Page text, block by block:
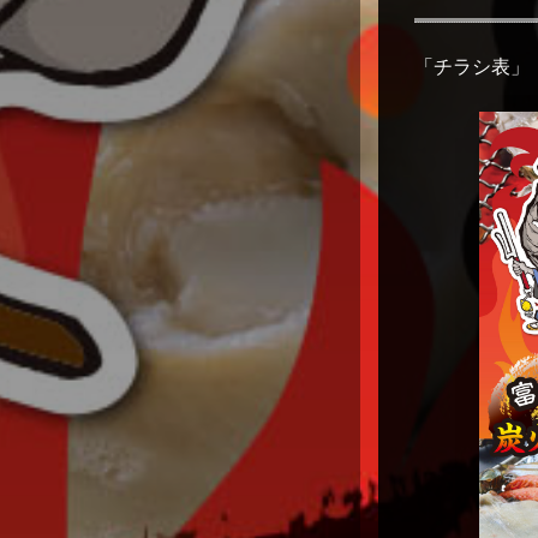
「チラシ表」